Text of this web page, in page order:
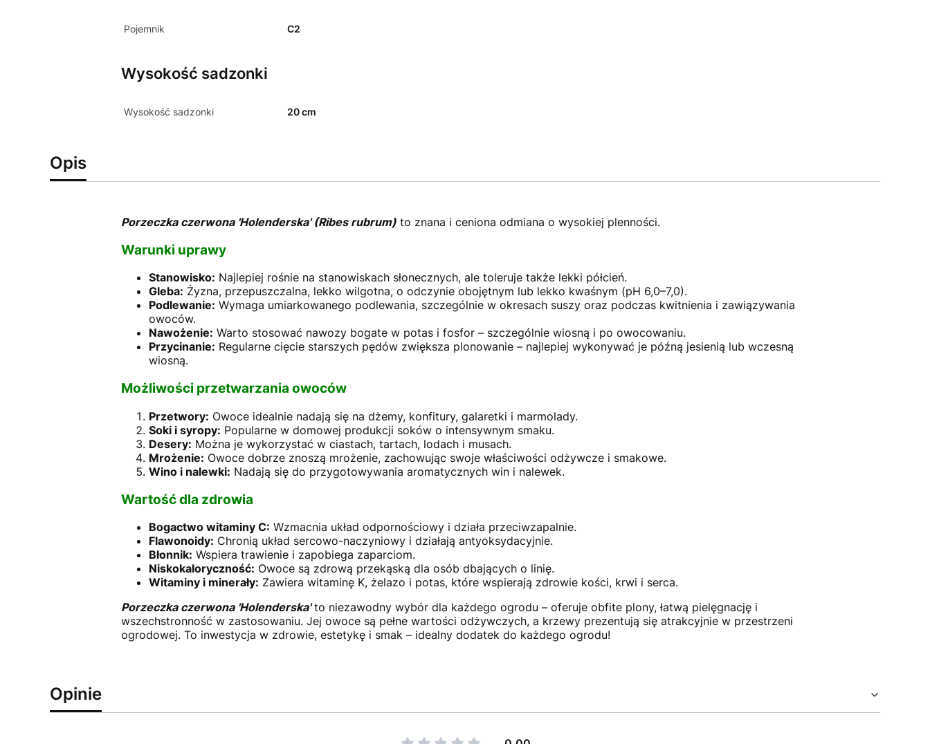
Pojemnik C2
Wysokość sadzonki
Wysokość sadzonki 20 cm
Opis
Porzeczka czerwona 'Holenderska' (Ribes rubrum)to znana i ceniona odmiana o wysokiej plenności.
Warunki uprawy
Stanowisko: Najlepiej rośnie na stanowiskach słonecznych, ale toleruje także lekki półcień.
Gleba: Żyzna, przepuszczalna, lekko wilgotna, o odczynie obojętnym lub lekko kwaśnym (pH 6,0–7,0).
Podlewanie: Wymaga umiarkowanego podlewania, szczególnie w okresach suszy oraz podczas kwitnienia i zawiązywania
owoców.
Nawożenie: Warto stosować nawozy bogate w potas i fosfor – szczególnie wiosną i po owocowaniu.
Przycinanie: Regularne cięcie starszych pędów zwiększa plonowanie – najlepiej wykonywać je późną jesienią lub wczesną
wiosną.
Możliwości przetwarzania owoców
Przetwory: Owoce idealnie nadają się na dżemy, konfitury, galaretki i marmolady.
Soki i syropy: Popularne w domowej produkcji soków o intensywnym smaku.
Desery: Można je wykorzystać w ciastach, tartach, lodach i musach.
Mrożenie: Owoce dobrze znoszą mrożenie, zachowując swoje właściwości odżywcze i smakowe.
Wino i nalewki: Nadają się do przygotowywania aromatycznych win i nalewek.
Wartość dla zdrowia
Bogactwo witaminy C: Wzmacnia układ odpornościowy i działa przeciwzapalnie.
Flawonoidy: Chronią układ sercowo-naczyniowy i działają antyoksydacyjnie.
Błonnik: Wspiera trawienie i zapobiega zaparciom.
Niskokaloryczność: Owoce są zdrową przekąską dla osób dbających o linię.
Witaminy i minerały: Zawiera witaminę K, żelazo i potas, które wspierają zdrowie kości, krwi i serca.
Porzeczka czerwona 'Holenderska'to niezawodny wybór dla każdego ogrodu – oferuje obfite plony, łatwą pielęgnację i
wszechstronność w zastosowaniu. Jej owoce są pełne wartości odżywczych, a krzewy prezentują się atrakcyjnie w przestrzeni
ogrodowej. To inwestycja w zdrowie, estetykę i smak – idealny dodatek do każdego ogrodu!
Opinie